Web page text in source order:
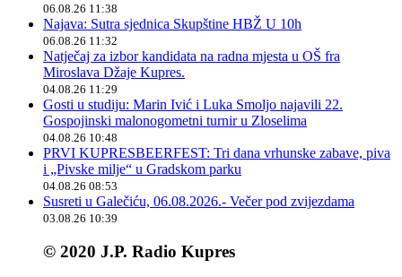
06.08.26 11:38
Najava: Sutra sjednica Skupštine HBŽ U 10h
06.08.26 11:32
Natječaj za izbor kandidata na radna mjesta u OŠ fra
Miroslava Džaje Kupres.
04.08.26 11:29
Gosti u studiju: Marin Ivić i Luka Smoljo najavili 22.
Gospojinski malonogometni turnir u Zloselima
04.08.26 10:48
PRVI KUPRESBEERFEST: Tri dana vrhunske zabave, piva
i „Pivske milje“ u Gradskom parku
04.08.26 08:53
Susreti u Galečiću, 06.08.2026.- Večer pod zvijezdama
03.08.26 10:39
© 2020 J.P. Radio Kupres